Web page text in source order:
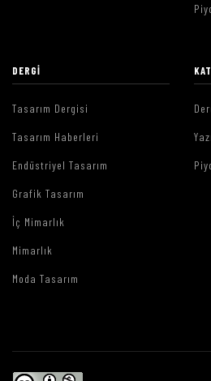
DERGI
Tasarım Dergisi
Tasarım Haberleri
Endüstriyel Tasarım
Grafik Tasarım
İç Mimarlık
Mimarlık
Moda Tasarım